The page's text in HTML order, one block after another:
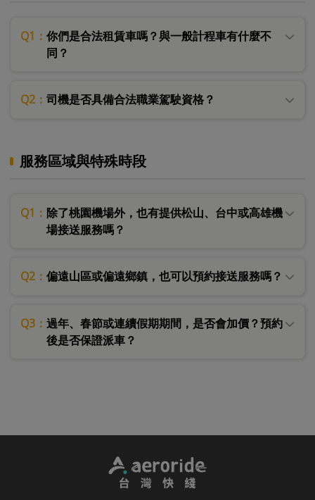
Q1： 你們是合法租賃車嗎？與一般計程車有什麼不
同？
Q2： 司機是否具備合法職業駕駛資格？
服務區域與特殊時段
Q1： 除了桃園機場外，也有提供松山、台中或高雄機
場接送服務嗎？
Q2： 偏遠山區或偏遠鄉鎮，也可以預約接送服務嗎？
Q3： 過年、春節或連續假期期間，是否會加價？預約
後是否保證派車？